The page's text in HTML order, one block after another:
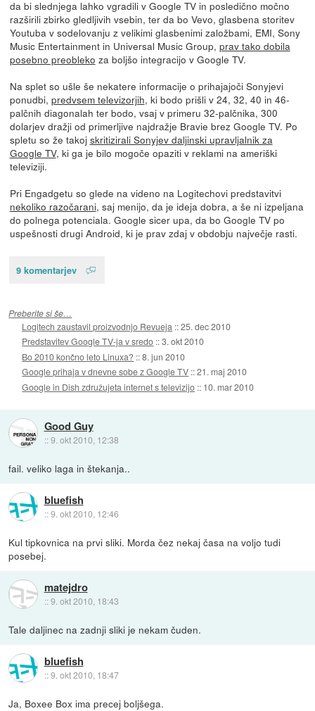
da bi slednjega lahko vgradili v Google TV in posledično močno
razširili zbirko gledljivih vsebin, ter da bo Vevo, glasbena storitev
Youtuba v sodelovanju z velikimi glasbenimi založbami, EMI, Sony
Music Entertainment in Universal Music Group, prav tako dobila
posebno preobleko za boljšo integracijo v Google TV.
Na splet so ušle še nekatere informacije o prihajajoči Sonyjevi
ponudbi, predvsem televizorjih, ki bodo prišli v 24, 32, 40 in 46-
palčnih diagonalah ter bodo, vsaj v primeru 32-palčnika, 300
dolarjev dražji od primerljive najdražje Bravie brez Google TV. Po
spletu so že takoj skritizirali Sonyjev daljinski upravljalnik za
Google TV, ki ga je bilo mogoče opaziti v reklami na ameriški
televiziji.
Pri Engadgetu so glede na videno na Logitechovi predstavitvi
nekoliko razočarani, saj menijo, da je ideja dobra, a še ni izpeljana
do polnega potenciala. Google sicer upa, da bo Google TV po
uspešnosti drugi Android, ki je prav zdaj v obdobju največje rasti.
9 komentarjev
Preberite si še…
Logitech zaustavil proizvodnjo Revueja ::25. dec 2010
Predstavitev Google TV-ja v sredo ::3. okt 2010
Bo 2010 končno leto Linuxa? ::8. jun 2010
Google prihaja v dnevne sobe z Google TV ::21. maj 2010
Google in Dish združujeta internet s televizijo :: 10. mar 2010
Good Guy
::9. okt 2010, 12:38
fail. veliko laga in štekanja..
bluefish
::9. okt 2010, 12:46
Kul tipkovnica na prvi sliki. Morda čez nekaj časa na voljo tudi
posebej.
matejdro
::9. okt 2010, 18:43
Tale daljinec na zadnji sliki je nekam čuden.
bluefish
::9. okt 2010, 18:47
Ja, Boxee Box ima precej boljšega.